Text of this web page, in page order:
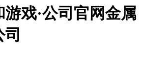
戏·公司官网金属